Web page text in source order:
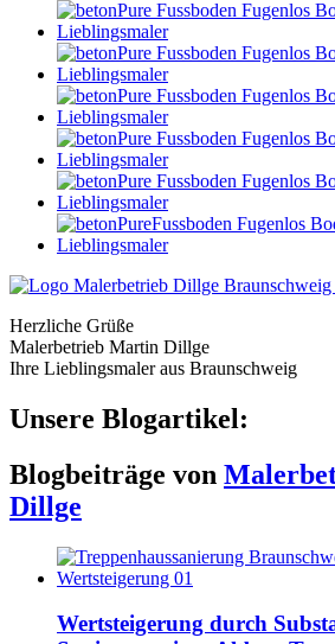
Herzliche Grüße
Malerbetrieb Martin Dillge
Ihre Lieblingsmaler aus Braunschweig
Unsere Blogartikel:
Blogbeiträge von
Dillge
Wertsteigerung durch